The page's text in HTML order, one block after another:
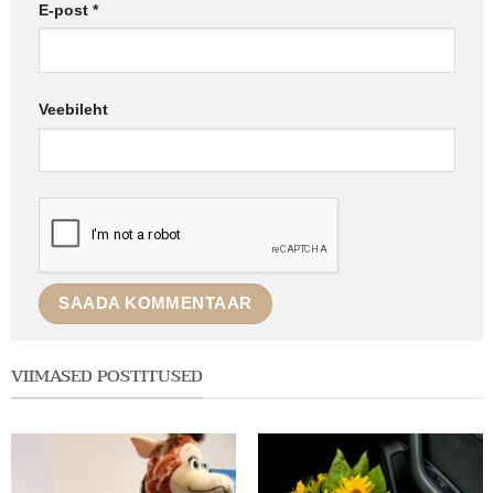
E-post *
Veebileht
VIIMASED POSTITUSED